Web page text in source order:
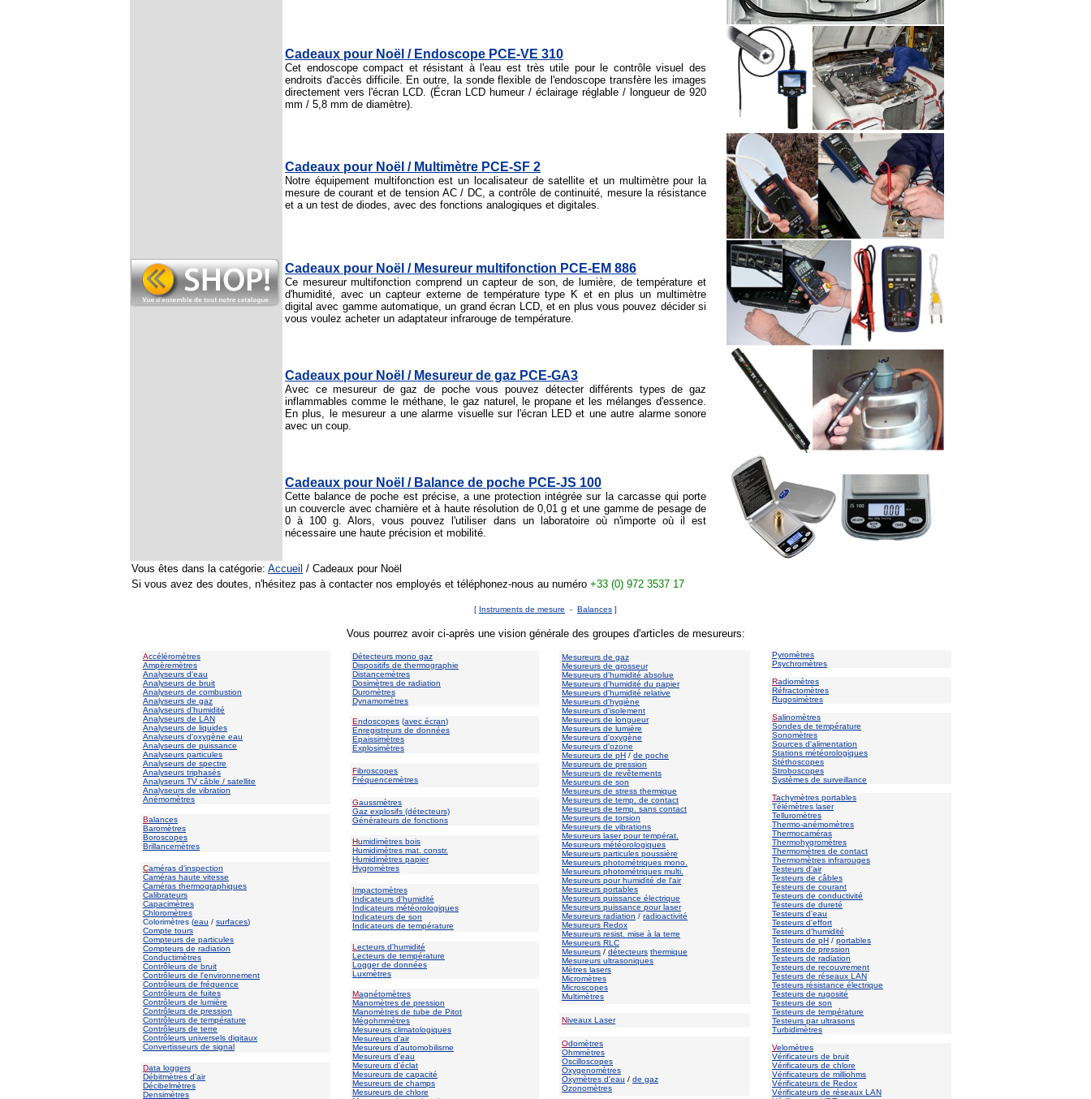
Cadeaux pour Noël / Endoscope PCE-VE 310
Cet endoscope compact et résistant à l'eau est très utile pour le contrôle visuel des
endroits d'accès difficile. En outre, la sonde flexible de l'endoscope transfère les images
directement vers l'écran LCD. (Écran LCD humeur / éclairage réglable / longueur de 920
mm / 5,8 mm de diamètre).
Cadeaux pour Noël / Multimètre PCE-SF 2
Notre équipement multifonction est un localisateur de satellite et un multimètre pour la
mesure de courant et de tension AC / DC, a contrôle de continuité, mesure la résistance
et a un test de diodes, avec des fonctions analogiques et digitales.
Cadeaux pour Noël / Mesureur multifonction PCE-EM 886
Ce mesureur multifonction comprend un capteur de son, de lumière, de température et
d'humidité, avec un capteur externe de température type K et en plus un multimètre
digital avec gamme automatique, un grand écran LCD, et en plus vous pouvez décider si
vous voulez acheter un adaptateur infrarouge de température.
Cadeaux pour Noël / Mesureur de gaz PCE-GA3
Avec ce mesureur de gaz de poche vous pouvez détecter différents types de gaz
inflammables comme le méthane, le gaz naturel, le propane et les mélanges d'essence.
En plus, le mesureur a une alarme visuelle sur l'écran LED et une autre alarme sonore
avec un coup.
Cadeaux pour Noël / Balance de poche PCE-JS 100
Cette balance de poche est précise, a une protection intégrée sur la carcasse qui porte
un couvercle avec charnière et à haute résolution de 0,01 g et une gamme de pesage de
0 à 100 g. Alors, vous pouvez l'utiliser dans un laboratoire où n'importe où il est
nécessaire une haute précision et mobilité.
Vous êtes dans la catégorie: Accueil / Cadeaux pour Noël
Si vous avez des doutes, n'hésitez pas à contacter nos employés et téléphonez-nous au numéro +33 (0) 972 3537 17
[ Instruments de mesure - Balances ]
Vous pourrez avoir ci-après une vision générale des groupes d'articles de mesureurs:
Accéléromètres
Ampèremètres
Analyseurs d'eau
Analyseurs de bruit
Analyseurs de combustion
Analyseurs de gaz
Analyseurs d'humidité
Analyseurs de LAN
Analyseurs de liquides
Analyseurs d'oxygène eau
Analyseurs de puissance
Analyseurs particules
Analyseurs de spectre
Analyseurs triphasés
Analyseurs TV câble / satellite
Analyseurs de vibration
Anémomètres
Balances
Baromètres
Boroscopes
Brillancemètres
Caméras d'inspection
Caméras haute vitesse
Caméras thermographiques
Calibrateurs
Capacimètres
Chloromètres
Colorimètres (eau / surfaces)
Compte tours
Compteurs de particules
Compteurs de radiation
Conductimètres
Contrôleurs de bruit
Contrôleurs de l'environnement
Contrôleurs de fréquence
Contrôleurs de fuites
Contrôleurs de lumière
Contrôleurs de pression
Contrôleurs de température
Contrôleurs de terre
Contrôleurs universels digitaux
Convertisseurs de signal
Data loggers
Débitmètres d'air
Décibelmètres
Densimètres
Détecteurs mono gaz
Dispositifs de thermographie
Distancemètres
Dosimètres de radiation
Duromètres
Dynamomètres
Endoscopes (avec écran)
Enregistreurs de données
Epaissimètres
Explosimètres
Fibroscopes
Fréquencemètres
Gaussmètres
Gaz explosifs (détecteurs)
Générateurs de fonctions
Humidimètres bois
Humidimètres mat. constr.
Humidimètres papier
Hygromètres
Impactomètres
Indicateurs d'humidité
Indicateurs météorologiques
Indicateurs de son
Indicateurs de température
L ecteurs d'humidité
Lecteurs de température
Logger de données
Luxmètres
Magnétomètres
Manomètres de pression
Manomètres de tube de Pitot
Mégohmmètres
Mesureurs climatologiques
Mesureurs d'air
Mesureurs d'automobilisme
Mesureurs d'eau
Mesureurs d'éclat
Mesureurs de capacité
Mesureurs de champs
Mesureurs de chlore
Mesureurs de gaz
Mesureurs de grosseur
Mesureurs d'humidité absolue
Mesureurs d'humidité du papier
Mesureurs d'humidité relative
Mesureurs d'hygiène
Mesureurs d'isolement
Mesureurs de longueur
Mesureurs de lumière
Mesureurs d'oxygène
Mesureurs d'ozone
Mesureurs de pH / de poche
Mesureurs de pression
Mesureurs de revêtements
Mesureurs de son
Mesureurs de stress thermique
Mesureurs de temp. de contact
Mesureurs de temp. sans contact
Mesureurs de torsion
Mesureurs de vibrations
Mesureurs laser pour températ.
Mesureurs météorologiques
Mesureurs particules poussière
Mesureurs photométriques mono.
Mesureurs photométriques multi.
Mesureurs pour humidité de l'air
Mesureurs portables
Mesureurs puissance électrique
Mesureurs puissance pour laser
Mesureurs radiation / radioactivité
Mesureurs Redox
Mesureurs resist. mise à la terre
Mesureurs RLC
Mesureurs / détecteurs thermique
Mesureurs ultrasoniques
Mètres lasers
Micromètres
Microscopes
Multimètres
Niveaux Laser
Odomètres
Ohmmètres
Oscilloscopes
Oxygenomètres
Oxymètres d'eau / de gaz
Ozonomètres
Pyromètres
Psychromètres
Radiomètres
Réfractomètres
Rugosimètres
Salinomètres
Sondes de température
Sonomètres
Sources d'alimentation
Stations météorologiques
Stéthoscopes
Stroboscopes
Systèmes de surveillance
Tachymètres portables
Télémètres laser
Telluromètres
Thermo-anémomètres
Thermocaméras
Thermohygromètres
Thermomètres de contact
Thermomètres infrarouges
Testeurs d'air
Testeurs de câbles
Testeurs de courant
Testeurs de conductivité
Testeurs de dureté
Testeurs d'eau
Testeurs d'effort
Testeurs d'humidité
Testeurs de pH / portables
Testeurs de pression
Testeurs de radiation
Testeurs de recouvrement
Testeurs de réseaux LAN
Testeurs résistance électrique
Testeurs de rugosité
Testeurs de son
Testeurs de température
Testeurs par ultrasons
Turbidimètres
Velomètres
Vérificateurs de bruit
Vérificateurs de chlore
Vérificateurs de milliohms
Vérificateurs de Redox
Vérificateurs de réseaux LAN